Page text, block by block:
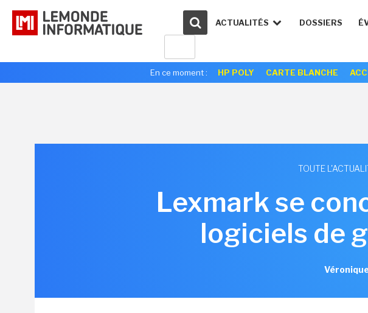
ACTUALITÉS DOSSIERS
En ce moment : HP POLY CARTE BLANCHE
TOUTE
Lexmark se
logiciels de